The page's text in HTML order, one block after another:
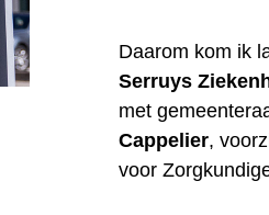
Daarom kom ik
Serruys
met
Cappelier,
voor